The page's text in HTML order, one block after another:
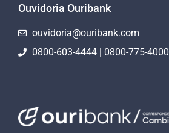
Ouvidoria Ouribank
ouvidoria@ouribank.com
0800-603-4444 | 0800-775-4000